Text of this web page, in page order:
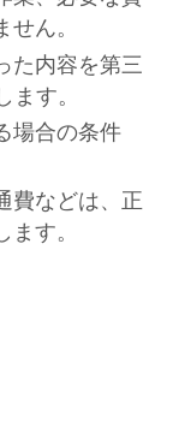
ん。
た内容を第三
す。
場合の条件
費などは、正
す。